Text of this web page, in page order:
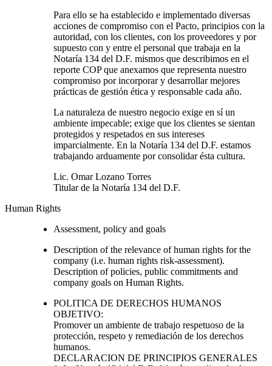
Para ello se ha establecido e implementado diversas
acciones de compromiso con el Pacto, principios con la
autoridad, con los clientes, con los proveedores y por
supuesto con y entre el personal que trabaja en la
Notaría 134 del D.F. mismos que describimos en el
reporte COP que anexamos que representa nuestro
compromiso por incorporar y desarrollar mejores
prácticas de gestión ética y responsable cada año.
La naturaleza de nuestro negocio exige en sí un
ambiente impecable; exige que los clientes se sientan
protegidos y respetados en sus intereses
imparcialmente. En la Notaría 134 del D.F. estamos
trabajando arduamente por consolidar ésta cultura.
Lic. Omar Lozano Torres
Titular de la Notaría 134 del D.F.
Human Rights
Assessment, policy and goals
Description of the relevance of human rights for the
company (i.e. human rights risk-assessment).
Description of policies, public commitments and
company goals on Human Rights.
POLITICA DE DERECHOS HUMANOS
OBJETIVO:
Promover un ambiente de trabajo respetuoso de la
protección, respeto y remediación de los derechos
humanos.
DECLARACION DE PRINCIPIOS GENERALES